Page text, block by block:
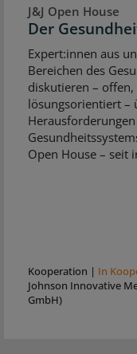
J&J Open House
Der
Expert:innen aus
Bereichen des
diskutieren –
lösungsorientiert –
Open House – seit
Kooperation | In
Johnson Innovative
GmbH)